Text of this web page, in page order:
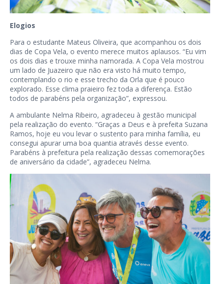
Elogios
Para o estudante Mateus Oliveira, que acompanhou os dois
dias de Copa Vela, o evento merece muitos aplausos. “Eu vim
os dois dias e trouxe minha namorada. A Copa Vela mostrou
um lado de Juazeiro que não era visto há muito tempo,
contemplando o rio e esse trecho da Orla que é pouco
explorado. Esse clima praieiro fez toda a diferença. Estão
todos de parabéns pela organização”, expressou.
A ambulante Nelma Ribeiro, agradeceu à gestão municipal
pela realização do evento. “Graças a Deus e à prefeita Suzana
Ramos, hoje eu vou levar o sustento para minha família, eu
consegui apurar uma boa quantia através desse evento.
Parabéns à prefeitura pela realização dessas comemorações
de aniversário da cidade”, agradeceu Nelma.